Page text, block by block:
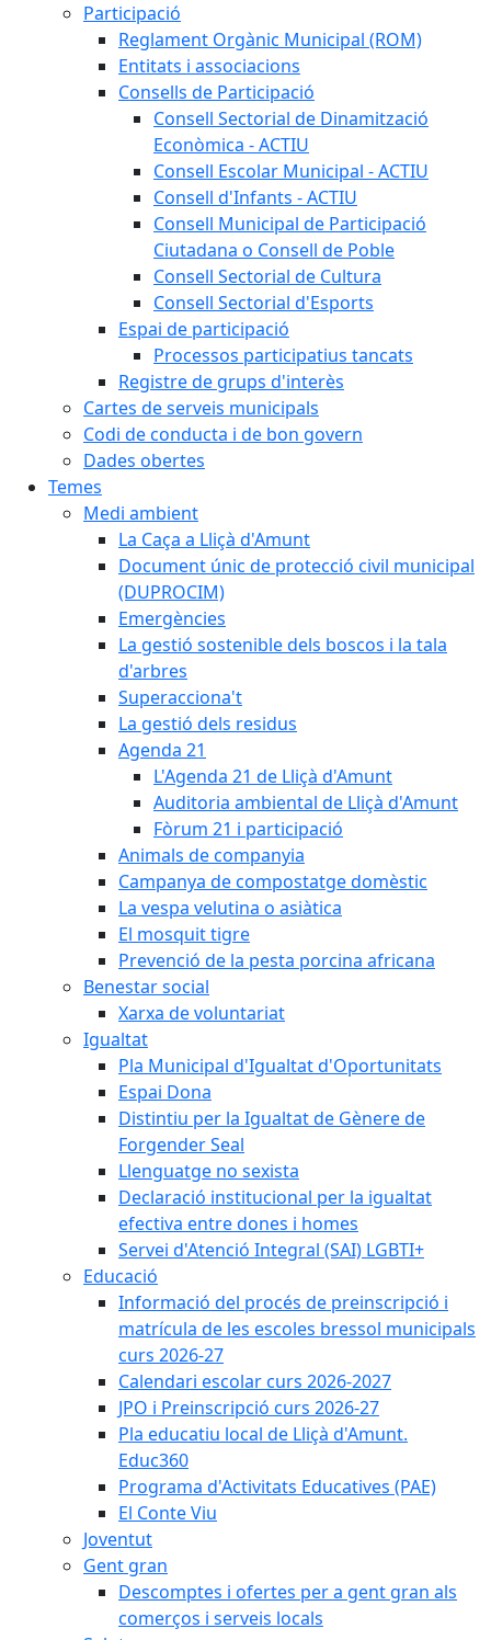
Participació
Reglament Orgànic Municipal (ROM)
Entitats i associacions
Consells de Participació
Consell Sectorial de Dinamització
Econòmica - ACTIU
Consell Escolar Municipal - ACTIU
Consell d'Infants - ACTIU
Consell Municipal de Participació
Ciutadana o Consell de Poble
Consell Sectorial de Cultura
Consell Sectorial d'Esports
Espai de participació
Processos participatius tancats
Registre de grups d'interès
Cartes de serveis municipals
Codi de conducta i de bon govern
Dades obertes
Temes
Medi ambient
La Caça a Lliçà d'Amunt
Document únic de protecció civil municipal
(DUPROCIM)
Emergències
La gestió sostenible dels boscos i la tala
d'arbres
Superacciona't
La gestió dels residus
Agenda 21
L'Agenda 21 de Lliçà d'Amunt
Auditoria ambiental de Lliçà d'Amunt
Fòrum 21 i participació
Animals de companyia
Campanya de compostatge domèstic
La vespa velutina o asiàtica
El mosquit tigre
Prevenció de la pesta porcina africana
Benestar social
Xarxa de voluntariat
Igualtat
Pla Municipal d'Igualtat d'Oportunitats
Espai Dona
Distintiu per la Igualtat de Gènere de
Forgender Seal
Llenguatge no sexista
Declaració institucional per la igualtat
efectiva entre dones i homes
Servei d'Atenció Integral (SAI) LGBTI+
Educació
Informació del procés de preinscripció i
matrícula de les escoles bressol municipals
curs 2026-27
Calendari escolar curs 2026-2027
JPO i Preinscripció curs 2026-27
Pla educatiu local de Lliçà d'Amunt.
Educ360
Programa d'Activitats Educatives (PAE)
El Conte Viu
Joventut
Gent gran
Descomptes i ofertes per a gent gran als
comerços i serveis locals